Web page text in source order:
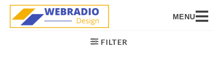
MENU
FILTER